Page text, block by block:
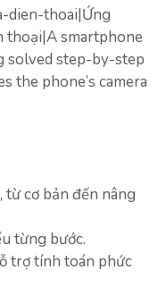
dien-thoai|Ứng
thoại|A smartphone
solved step-by-step
the phone’s camera
từ cơ bản đến nâng
từng bước.
trợ tính toán phức